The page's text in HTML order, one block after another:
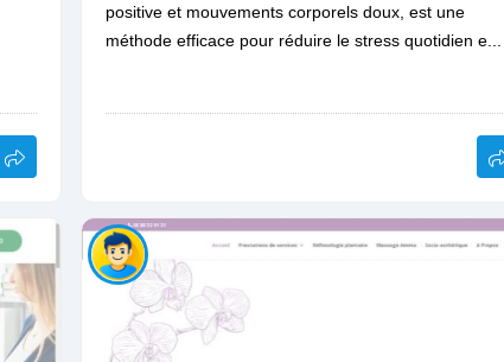
positive et mouvements corporels doux, est une
méthode efficace pour réduire le stress quotidien e...